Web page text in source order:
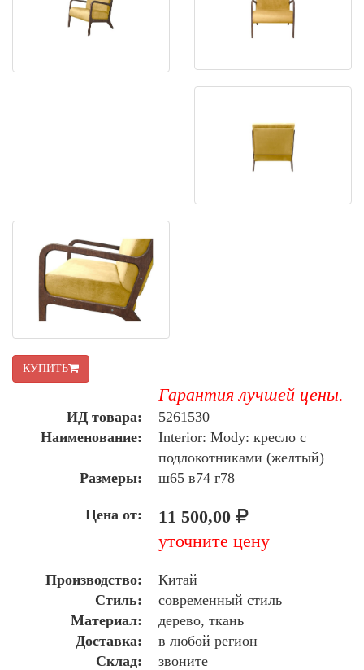
КУПИТЬ
Гарантия лучшей цены.
ИД товара:
5261530
Наименование:
Interior: Mody: кресло с
подлокотниками (желтый)
Размеры:
ш65 в74 г78
Цена от:
11 500,00
уточните цену
Производство:
Китай
Стиль:
современный стиль
Материал:
дерево, ткань
Доставка:
в любой регион
Склад:
звоните